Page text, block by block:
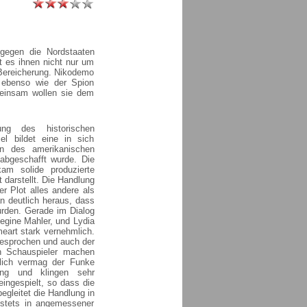
die Nordstaaten
es ihnen nicht nur um
Nikodemo
wie der Spion
wollen sie dem
des historischen
bildet eine in sich
des amerikanischen
wurde. Die
solide produzierte
darstellt. Die Handlung
Plot alles andere als
deutlich heraus, dass
Gerade im Dialog
Mahler, und Lydia
stark vernehmlich.
und auch der
machen
vermag der Funke
und klingen sehr
so dass die
die Handlung in
in angemessener